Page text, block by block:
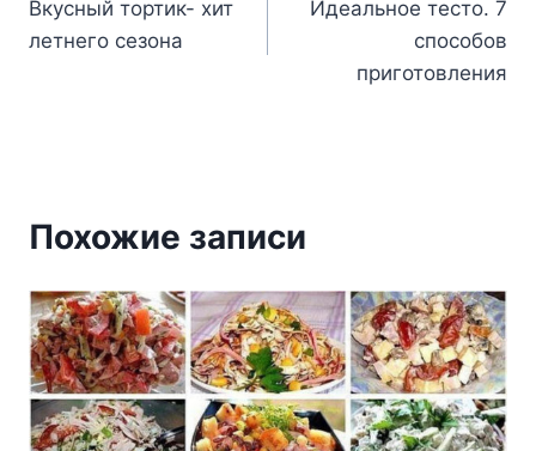
по
Вкусный тортик- хит
летнего сезона
Идеальное тесто. 7
способов
приготовления
Похожие записи